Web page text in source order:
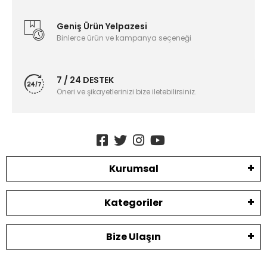
Geniş Ürün Yelpazesi
Binlerce ürün ve kampanya seçeneği
7 / 24 DESTEK
Öneri ve şikayetlerinizi bize iletebilirsiniz.
Kurumsal
Kategoriler
Bize Ulaşın